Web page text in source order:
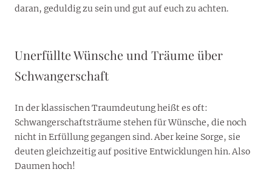
daran, geduldig zu sein und gut auf euch zu achten.
Unerfüllte Wünsche und Träume über
Schwangerschaft
In der klassischen Traumdeutung heißt es oft:
Schwangerschaftsträume stehen für Wünsche, die noch
nicht in Erfüllung gegangen sind. Aber keine Sorge, sie
deuten gleichzeitig auf positive Entwicklungen hin. Also
Daumen hoch!